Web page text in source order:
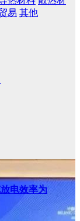
易 其他
电效率为